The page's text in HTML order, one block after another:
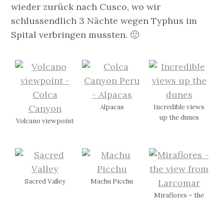
wieder zurück nach Cusco, wo wir
schlussendlich 3 Nächte wegen Typhus im
Spital verbringen mussten. 🙁
Volcano viewpoint
Alpacas
Incredible views
up the dunes
Sacred Valley
Machu Picchu
Miraflores – the